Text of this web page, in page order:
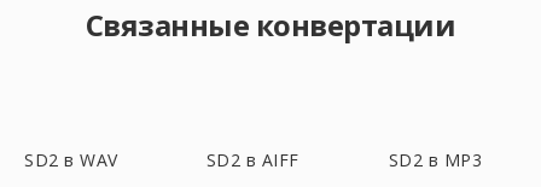
Связанные конвертации
SD2 в WAV SD2 в AIFF SD2 в MP3